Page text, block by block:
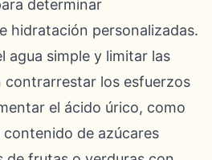
determinar
hidratación personalizadas.
agua simple y limitar las
contrarrestar los esfuerzos
el ácido úrico, como
de azúcares